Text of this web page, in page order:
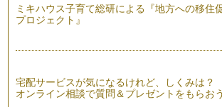
失敗しちゃった！を減らすためのパン作り
生地が膨らまない！失敗生地でできる自家製
おうちでのパン作り、泣きわめいたり抱っ
ミキハウス子育て総研による『地方への移住
プロジェクト』
宅配サービスが気になるけれど、しくみは？
オンライン相談で質問＆プレゼントをもらおう